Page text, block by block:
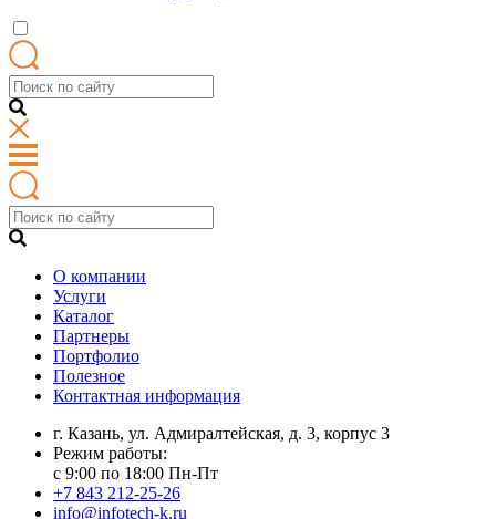
О компании
Услуги
Каталог
Партнеры
Портфолио
Полезное
Контактная информация
г. Казань, ул. Адмиралтейская, д. 3, корпус 3
Режим работы:
с 9:00 по 18:00 Пн-Пт
+7 843 212-25-26
info@infotech-k.ru